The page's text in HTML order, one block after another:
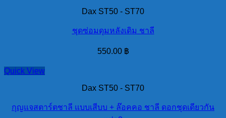
Dax ST50 - ST70
ชุดซ่อมดุมหลังเดิม ชาลี
550.00 ฿
Quick View
Dax ST50 - ST70
กุญแจสตาร์ตชาลี แบบเสีบบ + ล๊อคคอ ชาลี ดอกชุดเดียวกัน